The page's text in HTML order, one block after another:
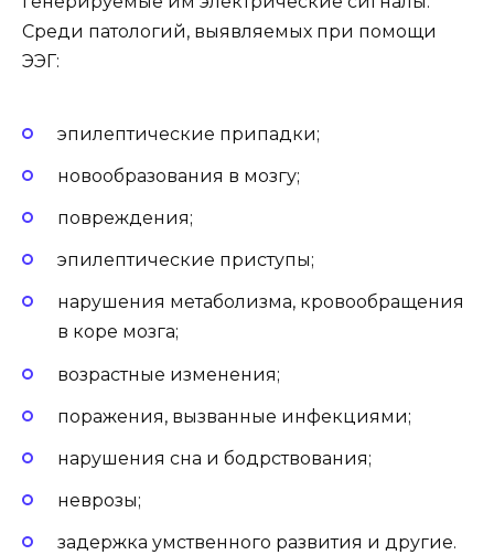
Среди патологий, выявляемых при помощи
ЭЭГ:
эпилептические припадки;
новообразования в мозгу;
повреждения;
эпилептические приступы;
нарушения метаболизма, кровообращения
в коре мозга;
возрастные изменения;
поражения, вызванные инфекциями;
нарушения сна и бодрствования;
неврозы;
задержка умственного развития и другие.